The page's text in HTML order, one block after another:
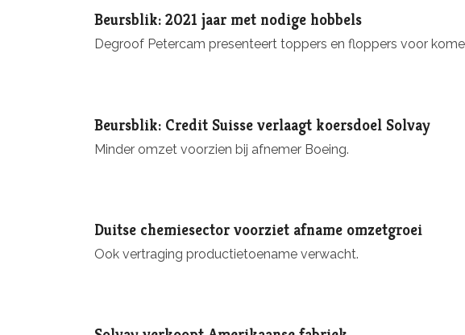
Beursblik: 2021 jaar met nodige hobbels
Degroof Petercam presenteert toppers en floppers voor
Beursblik: Credit Suisse verlaagt koersdoel Solvay
Minder omzet voorzien bij afnemer Boeing.
Duitse chemiesector voorziet afname omzetgroei
Ook vertraging productietoename verwacht.